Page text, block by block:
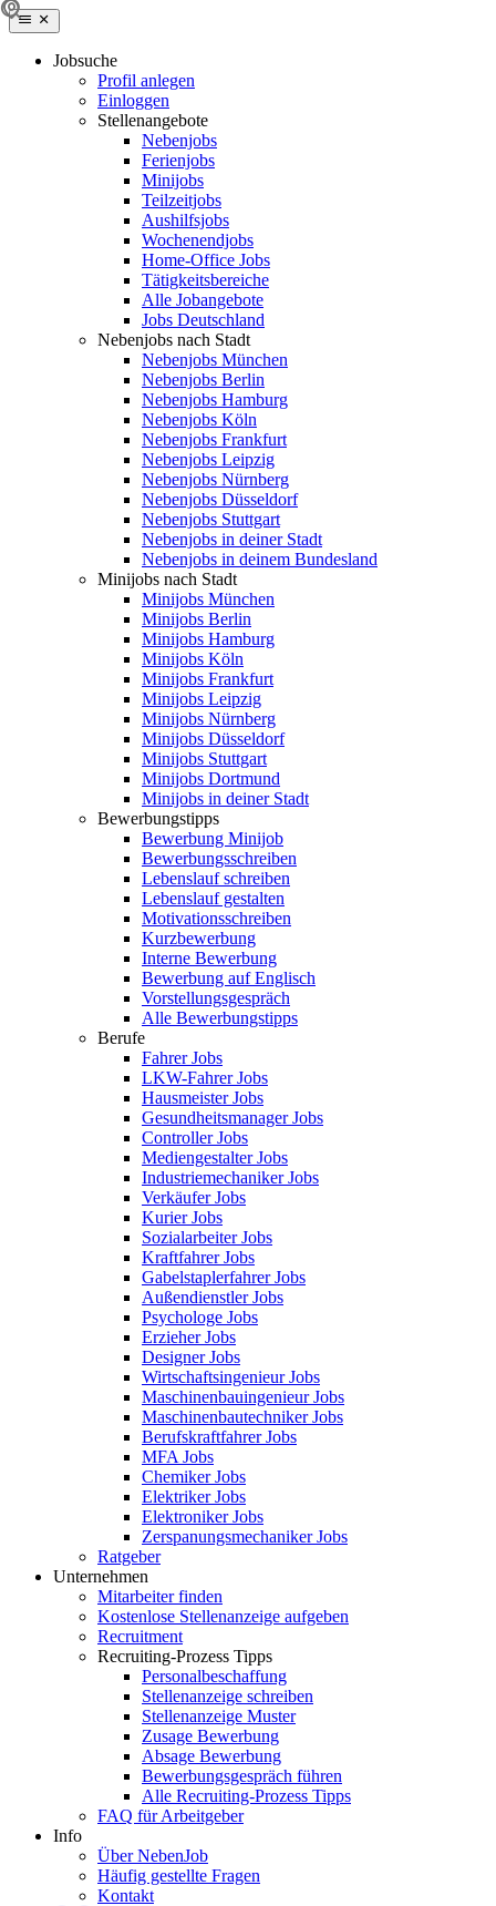
Jobsuche
Profil anlegen
Einloggen
Stellenangebote
Nebenjobs
Ferienjobs
Minijobs
Teilzeitjobs
Aushilfsjobs
Wochenendjobs
Home-Office Jobs
Tätigkeitsbereiche
Alle Jobangebote
Jobs Deutschland
Nebenjobs nach Stadt
Nebenjobs München
Nebenjobs Berlin
Nebenjobs Hamburg
Nebenjobs Köln
Nebenjobs Frankfurt
Nebenjobs Leipzig
Nebenjobs Nürnberg
Nebenjobs Düsseldorf
Nebenjobs Stuttgart
Nebenjobs in deiner Stadt
Nebenjobs in deinem Bundesland
Minijobs nach Stadt
Minijobs München
Minijobs Berlin
Minijobs Hamburg
Minijobs Köln
Minijobs Frankfurt
Minijobs Leipzig
Minijobs Nürnberg
Minijobs Düsseldorf
Minijobs Stuttgart
Minijobs Dortmund
Minijobs in deiner Stadt
Bewerbungstipps
Bewerbung Minijob
Bewerbungsschreiben
Lebenslauf schreiben
Lebenslauf gestalten
Motivationsschreiben
Kurzbewerbung
Interne Bewerbung
Bewerbung auf Englisch
Vorstellungsgespräch
Alle Bewerbungstipps
Berufe
Fahrer Jobs
LKW-Fahrer Jobs
Hausmeister Jobs
Gesundheitsmanager Jobs
Controller Jobs
Mediengestalter Jobs
Industriemechaniker Jobs
Verkäufer Jobs
Kurier Jobs
Sozialarbeiter Jobs
Kraftfahrer Jobs
Gabelstaplerfahrer Jobs
Außendienstler Jobs
Psychologe Jobs
Erzieher Jobs
Designer Jobs
Wirtschaftsingenieur Jobs
Maschinenbauingenieur Jobs
Maschinenbautechniker Jobs
Berufskraftfahrer Jobs
MFA Jobs
Chemiker Jobs
Elektriker Jobs
Elektroniker Jobs
Zerspanungsmechaniker Jobs
Ratgeber
Unternehmen
Mitarbeiter finden
Kostenlose Stellenanzeige aufgeben
Recruitment
Recruiting-Prozess Tipps
Personalbeschaffung
Stellenanzeige schreiben
Stellenanzeige Muster
Zusage Bewerbung
Absage Bewerbung
Bewerbungsgespräch führen
Alle Recruiting-Prozess Tipps
FAQ für Arbeitgeber
Info
Über NebenJob
Häufig gestellte Fragen
Kontakt